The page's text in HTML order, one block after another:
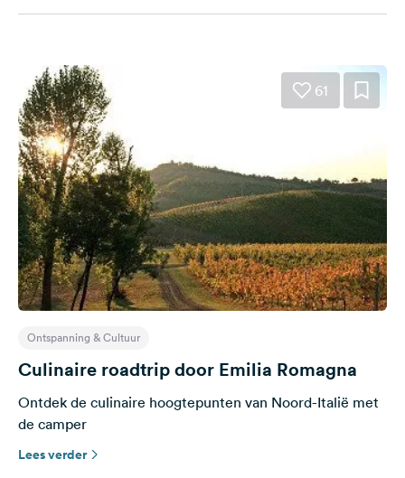
61
Ontspanning & Cultuur
Culinaire roadtrip door Emilia Romagna
Ontdek de culinaire hoogtepunten van Noord-Italië met
de camper
Lees verder